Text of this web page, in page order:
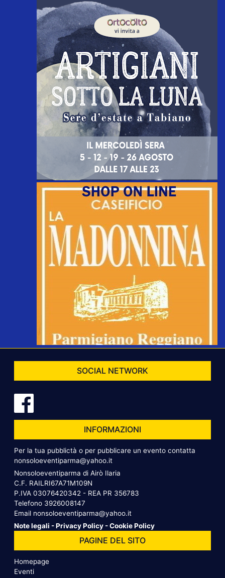
SOCIAL NETWORK
INFORMAZIONI
Per la tua pubblictà o per pubblicare un evento contatta
nonsoloeventiparma@yahoo.it
Nonsoloeventiparma di Airò Ilaria
C.F. RAILRI67A71M109N
P.IVA 03076420342 - REA PR 356783
Telefono 3926008147
Email nonsoloeventiparma@yahoo.it
Note legali -Privacy Policy -Cookie Policy
PAGINE DEL SITO
Homepage
Eventi